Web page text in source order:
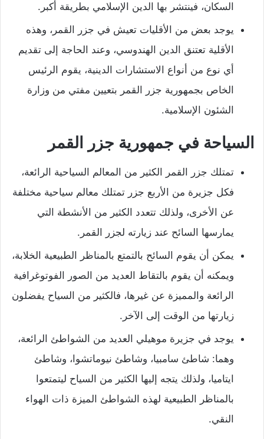
السكان، فينتشر بها الدين الإسلامي بطريقة أكبر.
يوجد بعض من الأقليات تعيش في جزر القمر، وهذه
الأقلية تعتنق الدين الهندوسي، وعند الحاجة إلى تقديم
أي نوع من أنواع الاستشارات الدينية، يقوم الرئيس
الخاص بجمهورية جزر القمر بتعيين مفتي من وزارة
الشئون الإسلامية.
السياحة في جمهورية جزر القمر
تمتلك جزر القمر الكثير من المعالم السياحية الرائعة،
فكل جزيرة من الأربع جزر تمتلك معالم سياحية مختلفة
عن الأخرى، ولذلك تتعدد الكثير من الأنشطة التي
يمارسها السائح عند زيارته لجزر القمر.
يمكن أن يقوم السائح بالتمتع بالمناظر الطبيعية الخلابة،
ويمكنه أن يقوم بالتقاط العديد من الصور الفوتوغرافية
الرائعة والمميزة عن غيرها، فالكثير من السياح يفضلون
زيارتها من الوقت إلى الآخر.
يوجد في جزيرة موهيلي العديد من الشواطئ الرائعة،
وهما: شاطئ سامبيا، وشاطئ نيوماتشوا، وشاطئ
ايتاميا، ولذلك يتجه إليها الكثير من السياح ليتمتعوا
بالمناظر الطبيعية لهذه الشواطئ الميزة ذات الهواء
النقي.